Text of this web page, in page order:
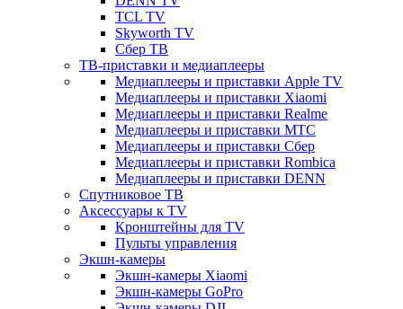
TCL TV
Skyworth TV
Сбер ТВ
ТВ-приставки и медиаплееры
Медиаплееры и приставки Apple TV
Медиаплееры и приставки Xiaomi
Медиаплееры и приставки Realme
Медиаплееры и приставки МТС
Медиаплееры и приставки Сбер
Медиаплееры и приставки Rombica
Медиаплееры и приставки DENN
Спутниковое ТВ
Аксессуары к TV
Кронштейны для TV
Пульты управления
Экшн-камеры
Экшн-камеры Xiaomi
Экшн-камеры GoPro